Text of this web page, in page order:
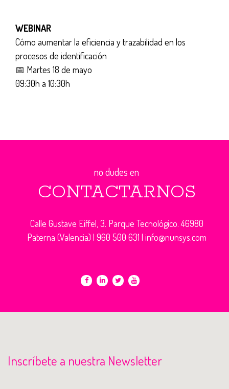
WEBINAR
Cómo aumentar la eficiencia y trazabilidad en los
procesos de identificación
📅 Martes 18 de mayo
09:30h a 10:30h
no dudes en
CONTACTARNOS
Calle Gustave Eiffel, 3. Parque Tecnológico. 46980
Paterna (Valencia) | 960 500 631 | info@nunsys.com
Inscríbete a nuestra Newsletter